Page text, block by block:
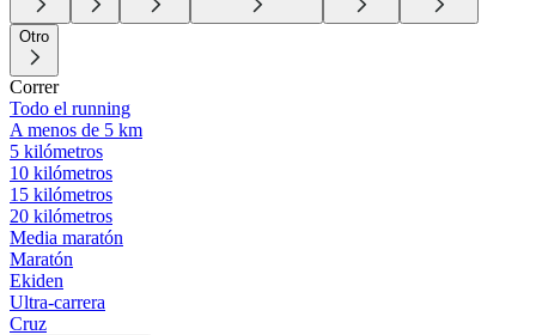
Otro
Correr
Todo el running
A menos de 5 km
5 kilómetros
10 kilómetros
15 kilómetros
20 kilómetros
Media maratón
Maratón
Ekiden
Ultra-carrera
Cruz